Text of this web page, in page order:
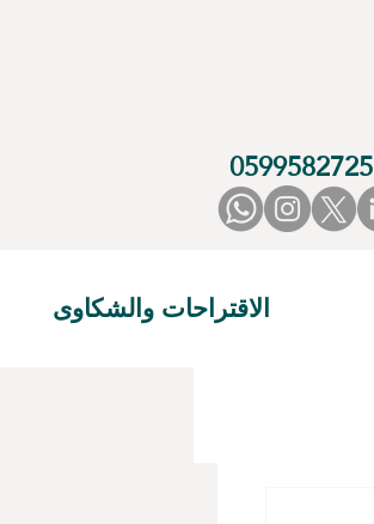
0599582725
الاقتراحات والشكاوى